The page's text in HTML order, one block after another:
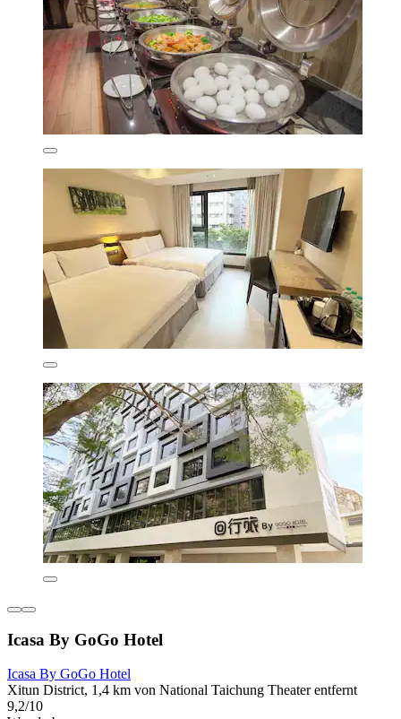
Icasa By GoGo Hotel
Icasa By GoGo Hotel
Xitun District, 1,4 km von National Taichung Theater entfernt
9,2/10